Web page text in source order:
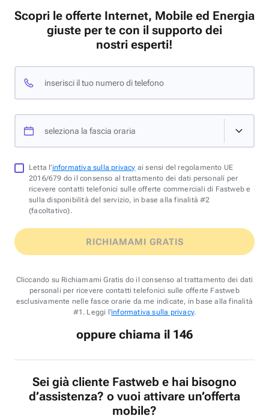
Scopri le offerte Internet, Mobile ed Energia
giuste per te con il supporto dei
nostri esperti!
inserisci il tuo numero di telefono
seleziona la fascia oraria
Letta l'informativa sulla privacy ai sensi del regolamento UE
2016/679 do il consenso al trattamento dei dati personali per
ricevere contatti telefonici sulle offerte commerciali di Fastweb e
sulla disponibilità del servizio, in base alla finalità #2
(facoltativo).
RICHIAMAMI GRATIS
Cliccando su Richiamami Gratis do il consenso al trattamento dei dati
personali per ricevere contatti telefonici sulle offerte Fastweb
esclusivamente nelle fasce orarie da me indicate, in base alla finalità
#1. Leggi l'informativa sulla privacy.
oppure chiama il 146
Sei già cliente Fastweb e hai bisogno
d’assistenza? o vuoi attivare un’offerta
mobile?